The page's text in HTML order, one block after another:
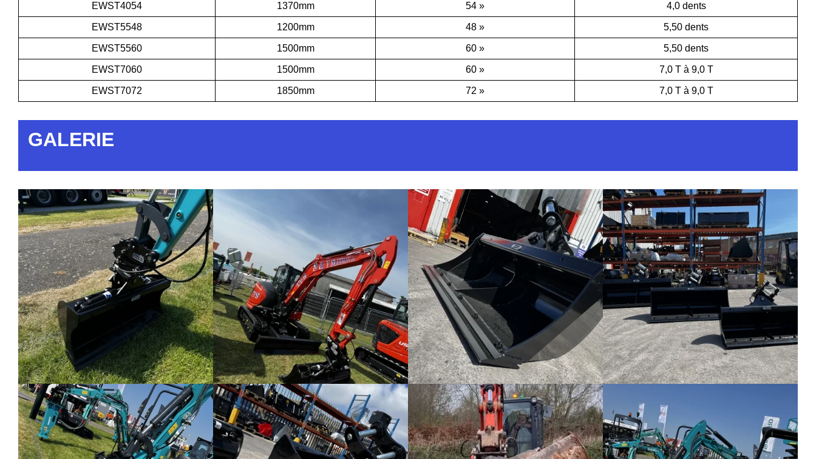
EWST4054 1370mm 54 » 4,0 dents
EWST5548 1200mm 48 » 5,50 dents
EWST5560 1500mm 60 » 5,50 dents
EWST7060 1500mm 60 » 7,0 T à 9,0 T
EWST7072 1850mm 72 » 7,0 T à 9,0 T
GALERIE